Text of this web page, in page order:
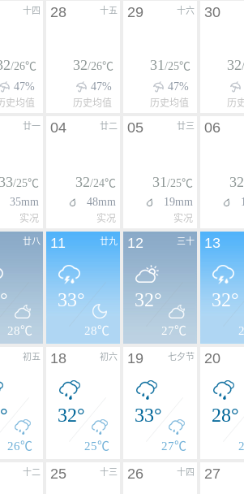
十四
/26℃
47%
史均值
十五
28
32/26℃
47%
历史均值
十六
29
31/25℃
47%
历史均值
30
32
历
廿一
33/25℃
35mm
实况
廿二
04
32/24℃
48mm
实况
廿三
05
31/25℃
19mm
实况
06
32
廿八
28℃
廿九
11
33°
28℃
三十
12
32°
27℃
13
32°
初五
26℃
初六
18
32°
25℃
七夕节
19
33°
27℃
20
28°
十二 十三
25 十四
26 27